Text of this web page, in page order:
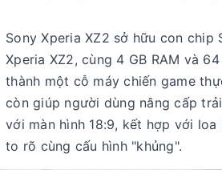
Sony Xperia XZ2 sở hữu con chip
Xperia XZ2, cùng 4 GB RAM và
thành một cỗ máy chiến game
còn giúp người dùng nâng cấp
với màn hình 18:9, kết hợp với
to rõ cùng cấu hình "khủng".